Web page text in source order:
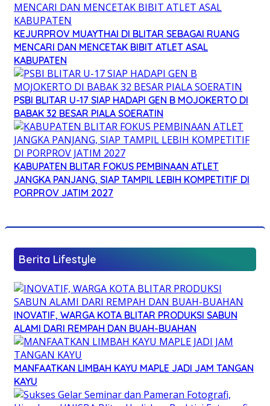
KEJURPROV MUAYTHAI DI BLITAR SEBAGAI RUANG
MENCARI DAN MENCETAK BIBIT ATLET ASAL
KABUPATEN
PSBI BLITAR U-17 SIAP HADAPI GEN B MOJOKERTO DI
BABAK 32 BESAR PIALA SOERATIN
KABUPATEN BLITAR FOKUS PEMBINAAN ATLET
JANGKA PANJANG, SIAP TAMPIL LEBIH KOMPETITIF DI
PORPROV JATIM 2027
Berita Lifestyle
INOVATIF, WARGA KOTA BLITAR PRODUKSI SABUN
ALAMI DARI REMPAH DAN BUAH-BUAHAN
MANFAATKAN LIMBAH KAYU MAPLE JADI JAM TANGAN
KAYU